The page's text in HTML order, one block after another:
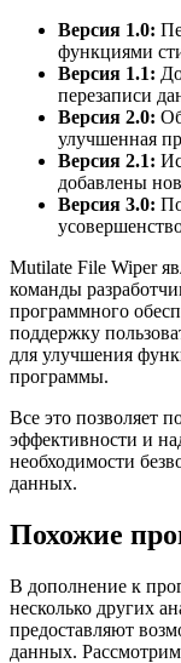
Версия 1.0:
функциями
Версия 1.1:
перезаписи
Версия 2.0:
улучшенная
Версия 2.1:
добавлены
Версия 3.0:
Mutilate File Wiper
команды
программного
поддержку
для улучшения
программы.
Все это позволяет
эффективности и
необходимости
данных.
Похожие
В дополнение к
несколько других
предоставляют
данных.